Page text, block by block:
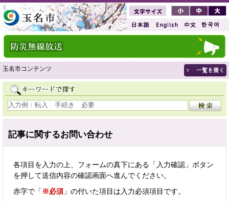
玉名市コンテンツ
記事に関するお問い合わせ
各項目を入力の上、フォームの真下にある「入力確認」ボタン
を押して送信内容の確認画面へ進んでください。
赤字で「 ※必須 」の付いた項目は入力必須項目です。